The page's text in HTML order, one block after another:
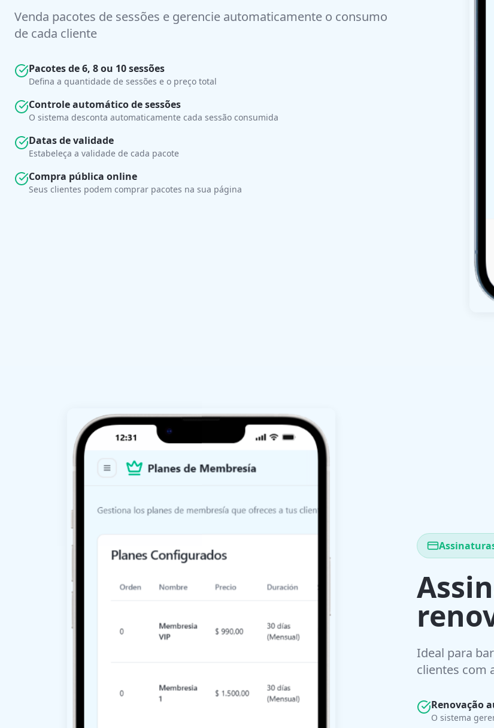
Venda pacotes de sessões e gerencie automaticamente o consumo
de cada cliente
Pacotes de 6, 8 ou 10 sessões
Defina a quantidade de sessões e o preço total
Controle automático de sessões
O sistema desconta automaticamente cada sessão consumida
Datas de validade
Estabeleça a validade de cada pacote
Compra pública online
Seus clientes podem comprar pacotes na sua página
Ideal para
clientes com
Renovação
O sistema